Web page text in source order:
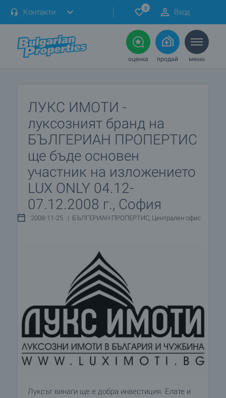
Контакти 0 Вход
оценка продай меню
ЛУКС ИМОТИ -
луксозният бранд на
БЪЛГЕРИАН ПРОПЕРТИС
ще бъде основен
участник на изложението
LUX ONLY 04.12-
07.12.2008 г., София
2008-11-25 | БЪЛГЕРИАН ПРОПЕРТИС, Централен офис
Луксът винаги ще е добра инвестиция. Елате и